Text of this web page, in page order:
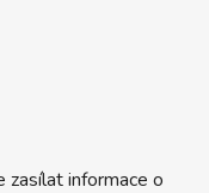
informace o